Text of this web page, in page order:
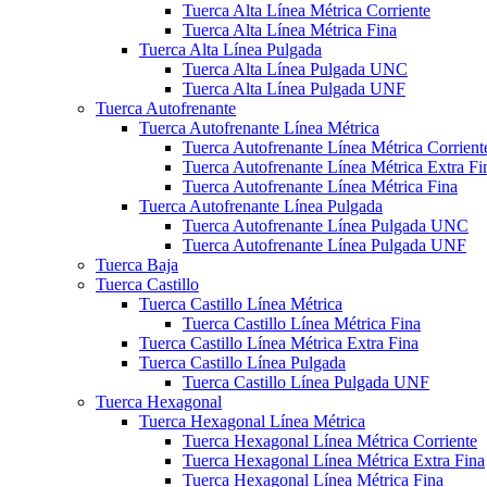
Tuerca Alta Línea Métrica Corriente
Tuerca Alta Línea Métrica Fina
Tuerca Alta Línea Pulgada
Tuerca Alta Línea Pulgada UNC
Tuerca Alta Línea Pulgada UNF
Tuerca Autofrenante
Tuerca Autofrenante Línea Métrica
Tuerca Autofrenante Línea Métrica
Tuerca Autofrenante Línea Métrica Extra
Tuerca Autofrenante Línea Métrica Fina
Tuerca Autofrenante Línea Pulgada
Tuerca Autofrenante Línea Pulgada UNC
Tuerca Autofrenante Línea Pulgada UNF
Tuerca Baja
Tuerca Castillo
Tuerca Castillo Línea Métrica
Tuerca Castillo Línea Métrica Fina
Tuerca Castillo Línea Métrica Extra Fina
Tuerca Castillo Línea Pulgada
Tuerca Castillo Línea Pulgada UNF
Tuerca Hexagonal
Tuerca Hexagonal Línea Métrica
Tuerca Hexagonal Línea Métrica Corriente
Tuerca Hexagonal Línea Métrica Extra Fina
Tuerca Hexagonal Línea Métrica Fina